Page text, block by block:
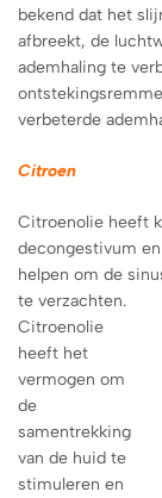
bekend dat het
afbreekt, de
ademhaling te
verbeterde
Citroen
Citroenolie heeft
decongestivum
helpen om de
te verzachten.
Citroenolie
heeft het
vermogen om
de
samentrekking
van de huid te
stimuleren en